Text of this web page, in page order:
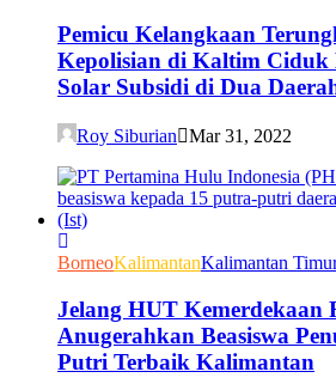
Pemicu Kelangkaan
Kepolisian di Kaltim Ciduk
Solar Subsidi di Dua
Roy Siburian Mar 31, 2022
BorneoKalimantanKalimantan
Jelang HUT Kemerdekaan
Anugerahkan Beasiswa
Putri Terbaik Kalimantan